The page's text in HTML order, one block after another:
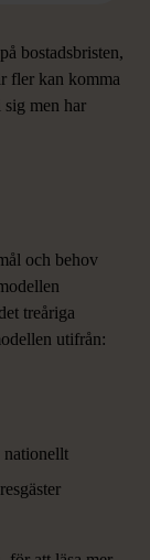
bostadsbristen,
fler kan komma
men har
och behov
treåriga
utifrån:
nationellt